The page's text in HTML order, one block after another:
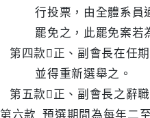
行投票，由全體系員過
罷免之，此罷免案若為
第四款正、副會長在任
並得重新選舉之。
第五款正、副會長之辭
第六款 預選期間為每年二